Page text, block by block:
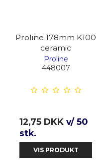
Proline 178mm K100
ceramic
Proline
448007
12,75 DKK v/ 50
stk.
VIS PRODUKT